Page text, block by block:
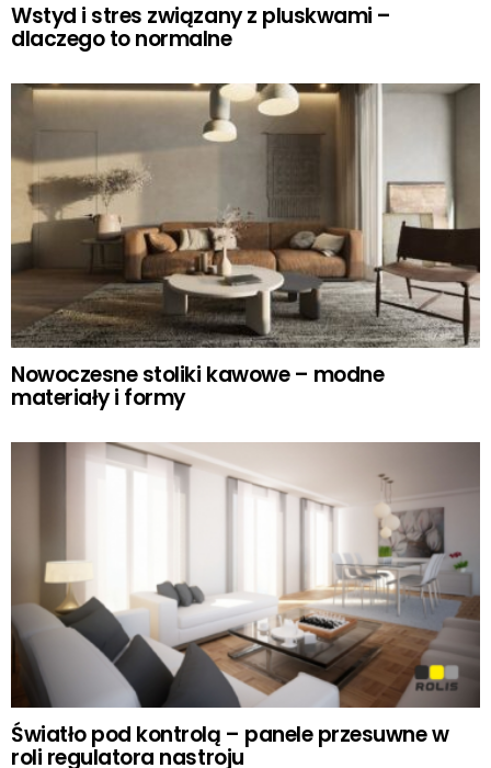
Wstyd i stres związany z pluskwami –
dlaczego to normalne
Nowoczesne stoliki kawowe – modne
materiały i formy
Światło pod kontrolą – panele przesuwne w
roli regulatora nastroju